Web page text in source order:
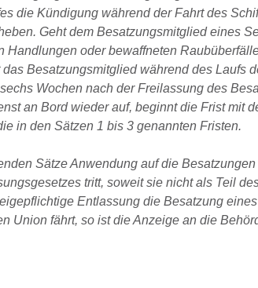
die Kündigung während der Fahrt des
Geht dem Besatzungsmitglied eines
oder bewaffneten
Besatzungsmitglied während des Laufs
Wochen nach der Freilassung des
an Bord wieder auf, beginnt die Frist mit
in den Sätzen 1 bis 3 genannten Fristen.
Sätze Anwendung auf die
tritt, soweit sie nicht als Teil
Entlassung die Besatzung
Union fährt, so ist die Anzeige an die